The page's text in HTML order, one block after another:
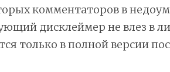
комментаторов в
дисклеймер не влез в
только в полной версии